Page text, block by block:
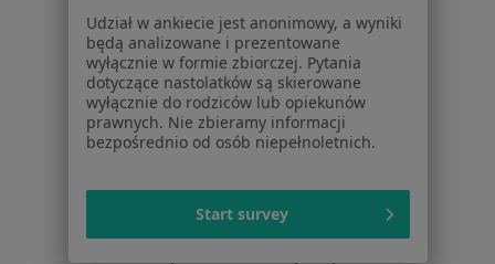
Usługi i zabiegi
Choroby
Pomoc
Aplikacje mobilne
Blog dla pacjentów
Cennik
Dla lekarzy
Udział w ankiecie jest anonimowy, a wyniki
będą analizowane i prezentowane
wyłącznie w formie zbiorczej. Pytania
dotyczące nastolatków są skierowane
wyłącznie do rodziców lub opiekunów
prawnych. Nie zbieramy informacji
bezpośrednio od osób niepełnoletnich.
Start survey